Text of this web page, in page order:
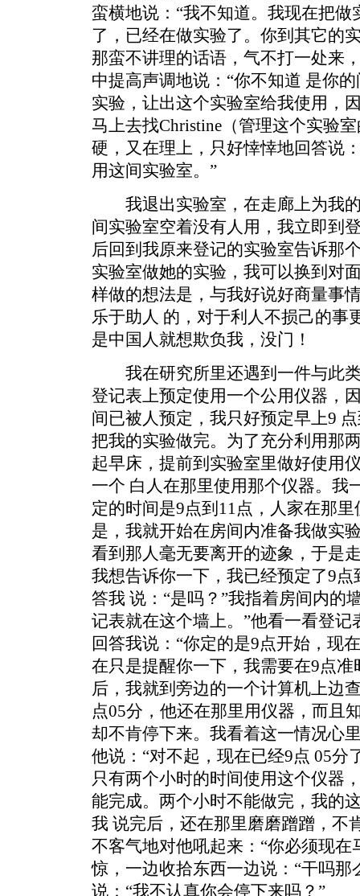
蛮横地说：“我不知道。我现在把
了，已经在做实验了。你到其它的
那蛮不讲理的话语，气不打一处来
中提高声调地说：“你不知道 是你
实验，让出这个实验室给我使用，
马上去找Christine（管理这个实验
硬，又在理上，只好悻悻地回答说
用这间实验室。”
我退出实验室，在走廊上为我的
间实验室空着没有人用，我立即到
后回到我原来登记的实验室告诉那
实验室做她的实验，我可以换到对
样做的想法是，与我好说好商量事
乐于助人 的，对于利人不损己的事
是中国人就想欺负我，没门！
我在研究所里还遇到一件与此类
登记表上预定使用一个公用仪器，
间已被人预定，我只好预定早上9
把我的实验做完。为了充分利用那
起早床，提前到实验室里做好使用
一个 白人在那里使用那个仪器。我
定的时间是9点到11点，人家在那
是，我就开始在房间内准备我做实
看到那人毫无要离开的迹象，于是
我想告诉你一下，我已经预定了9
答我 说：“是吗？”我指着房间内的
记表就在这个墙上。”他看一看登
回答我说：“你定的是9点开始，现
在只是提醒你一下，我需要在9点
后，我就到旁边的一个计算机上边
点05分，他还在那里用仪器，而且
却不肯停下来。我看着这一情况心
他说：“对不起，现在已经9点 05分
只有两个小时的时间使用这个仪器
能完成。两个小时不能做完，我的
我 说完后，还在那里磨磨蹭蹭，不
不客气地对他吼起来：“你必须现在
惊，一边收拾东西一边说：“干吗那
说：“我不认真你会停下来吗？”